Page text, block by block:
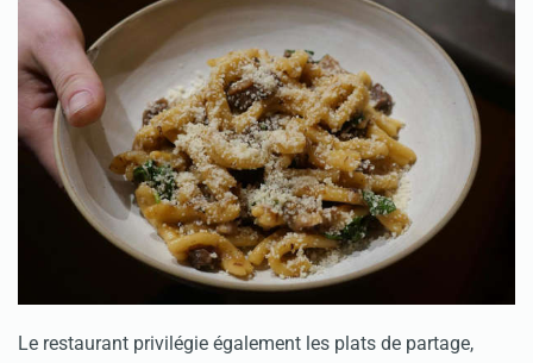
Le restaurant privilégie également les plats de partage,